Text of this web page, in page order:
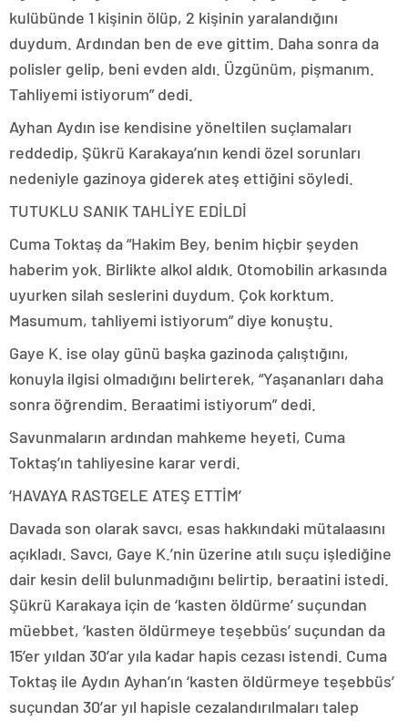
kulübünde 1 kişinin ölüp, 2 kişinin yaralandığını
duydum. Ardından ben de eve gittim. Daha sonra da
polisler gelip, beni evden aldı. Üzgünüm, pişmanım.
Tahliyemi istiyorum” dedi.
Ayhan Aydın ise kendisine yöneltilen suçlamaları
reddedip, Şükrü Karakaya’nın kendi özel sorunları
nedeniyle gazinoya giderek ateş ettiğini söyledi.
TUTUKLU SANIK TAHLİYE EDİLDİ
Cuma Toktaş da “Hakim Bey, benim hiçbir şeyden
haberim yok. Birlikte alkol aldık. Otomobilin arkasında
uyurken silah seslerini duydum. Çok korktum.
Masumum, tahliyemi istiyorum” diye konuştu.
Gaye K. ise olay günü başka gazinoda çalıştığını,
konuyla ilgisi olmadığını belirterek, “Yaşananları daha
sonra öğrendim. Beraatimi istiyorum” dedi.
Savunmaların ardından mahkeme heyeti, Cuma
Toktaş’ın tahliyesine karar verdi.
‘HAVAYA RASTGELE ATEŞ ETTİM’
Davada son olarak savcı, esas hakkındaki mütalaasını
açıkladı. Savcı, Gaye K.’nin üzerine atılı suçu işlediğine
dair kesin delil bulunmadığını belirtip, beraatini istedi.
Şükrü Karakaya için de ‘kasten öldürme’ suçundan
müebbet, ‘kasten öldürmeye teşebbüs’ suçundan da
15’er yıldan 30’ar yıla kadar hapis cezası istendi. Cuma
Toktaş ile Aydın Ayhan’ın ‘kasten öldürmeye teşebbüs’
suçundan 30’ar yıl hapisle cezalandırılmaları talep